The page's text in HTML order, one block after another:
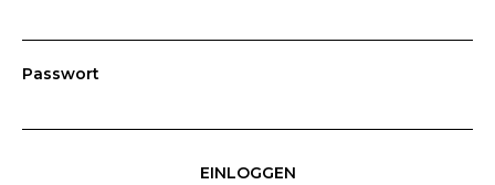
Passwort
EINLOGGEN